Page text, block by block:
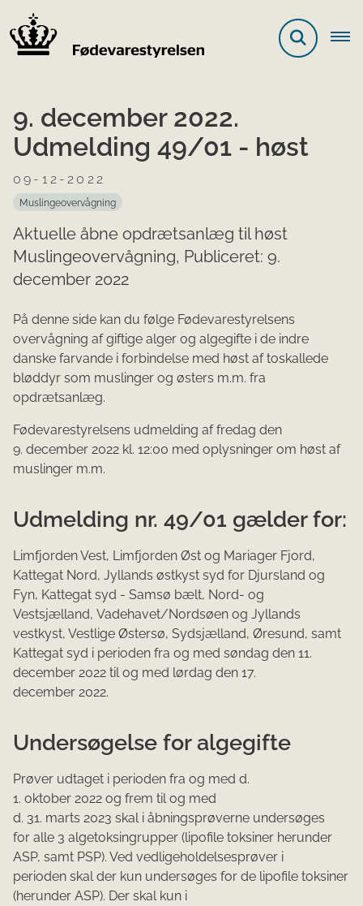
9. december 2022.
Udmelding 49/01 - høst
09-12-2022
Muslingeovervågning
Aktuelle åbne opdrætsanlæg til høst
Muslingeovervågning, Publiceret: 9.
december 2022
På denne side kan du følge Fødevarestyrelsens
overvågning af giftige alger og algegifte i de indre
danske farvande i forbindelse med høst af toskallede
blødd​yr som muslinger og østers m.m. fra
opdrætsanlæg.
Fødevarestyrelsens udmelding af fredag den
9. december 2022 kl. 12:00 med oplysninger om høst af
muslinger m.m.
Udmelding nr. 49/01 gælder for:
Limfjorden Vest, Limfjorden Øst og Mariager Fjord,
Kattegat Nord, Jyllands østkyst syd for Djursland og
Fyn, Kattegat syd - Samsø bælt, Nord- og
Vestsjælland, Vadehavet/Nordsøen og Jyllands
vestkyst, Vestlige Østersø, Sydsjælland, Øresund, samt
Kattegat syd i perioden fra og med søndag den 11.
december 2022 til og med lørdag den 17​.
december 2022.
Undersøgelse for algegifte
Prøver udtaget i perioden fra og med d.
1. oktober 2022 og frem til og med
d. 31. marts 2023 skal i åbningsprøverne undersøges
for alle 3 algetoksingrupper (lipofile toksiner herunder
ASP, samt PSP). Ved vedligeholdelsesprøver i
perioden skal der kun undersøges for de lipofile toksiner
(herunder ASP). Der skal kun i